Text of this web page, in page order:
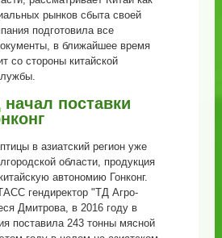
рынков сбыта своей
подготовила все
в ближайшее время
со стороны китайской
поставки
в азиатский регион уже
области, продукция
автономию Гонконг.
гендиректор "ТД Агро-
Дмитрова, в 2016 году в
поставила 243 тонны мясной